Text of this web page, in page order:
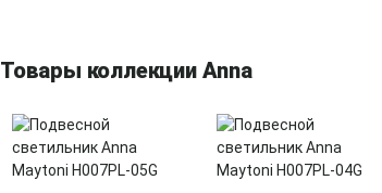
Товары коллекции Anna